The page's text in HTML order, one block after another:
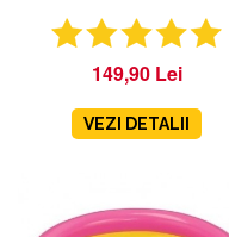
149,90 Lei
VEZI DETALII